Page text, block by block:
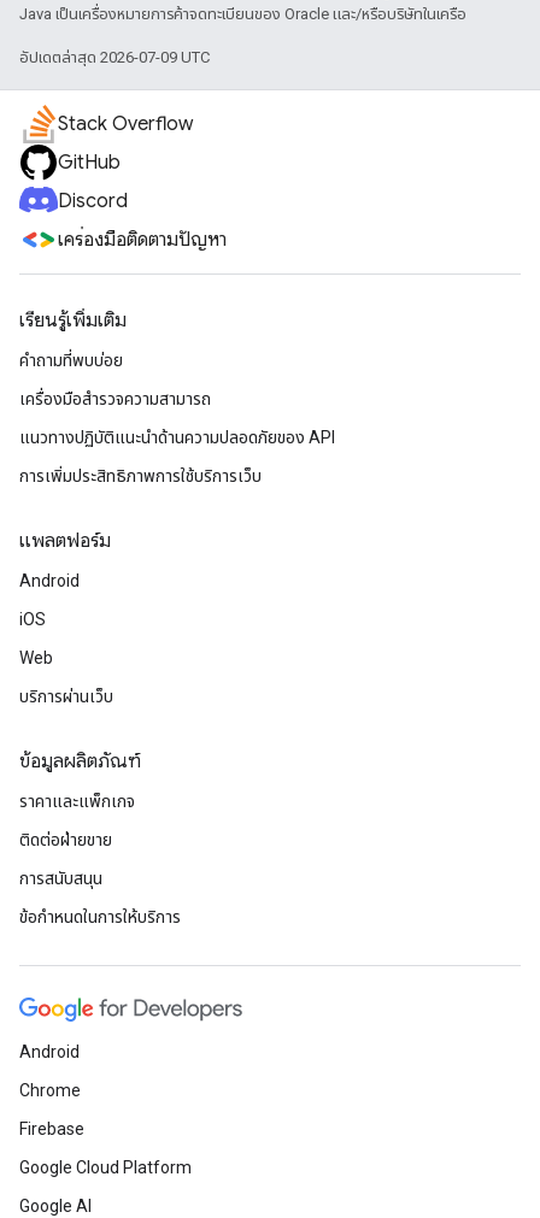
Java เป็นเครื่องหมายการค้าจดทะเบียนของ Oracle และ/หรือบริษัทในเครือ
อัปเดตล่าสุด 2026-07-09 UTC
Stack Overflow
GitHub
Discord
เครื่องมือติดตามปัญหา
เรียนรู้เพิ่มเติม
คำถามที่พบบ่อย
เครื่องมือสำรวจความสามารถ
แนวทางปฏิบัติแนะนําด้านความปลอดภัยของ API
การเพิ่มประสิทธิภาพการใช้บริการเว็บ
แพลตฟอร์ม
Android
iOS
Web
บริการผ่านเว็บ
ข้อมูลผลิตภัณฑ์
ราคาและแพ็กเกจ
ติดต่อฝ่ายขาย
การสนับสนุน
ข้อกำหนดในการให้บริการ
Android
Chrome
Firebase
Google Cloud Platform
Google AI